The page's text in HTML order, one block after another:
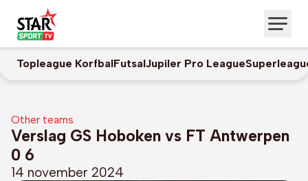
Topleague KorfbalFutsalJupiler Pro League
Other teams
Verslag GS Hoboken vs FT Antwerpen
0 6
14 november 2024